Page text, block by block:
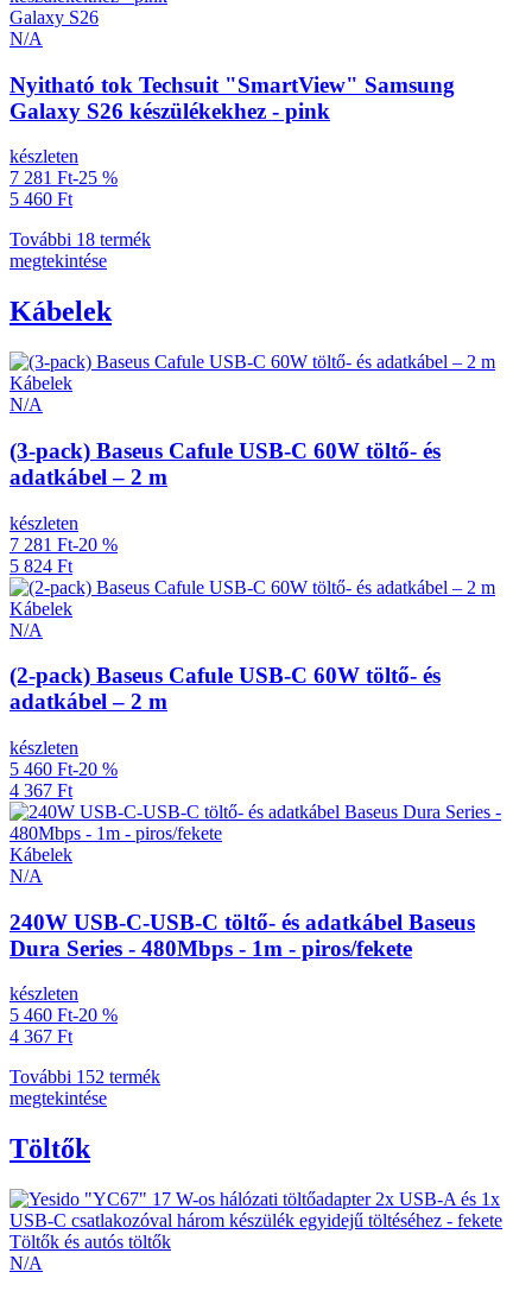
Galaxy S26
N/A
Nyitható tok Techsuit "SmartView" Samsung
Galaxy S26 készülékekhez - pink
készleten
7 281 Ft-25 %
5 460 Ft
További 18 termék
megtekintése
Kábelek
Kábelek
N/A
(3-pack) Baseus Cafule USB-C 60W töltő- és
adatkábel – 2 m
készleten
7 281 Ft-20 %
5 824 Ft
Kábelek
N/A
(2-pack) Baseus Cafule USB-C 60W töltő- és
adatkábel – 2 m
készleten
5 460 Ft-20 %
4 367 Ft
Kábelek
N/A
240W USB-C-USB-C töltő- és adatkábel Baseus
Dura Series - 480Mbps - 1m - piros/fekete
készleten
5 460 Ft-20 %
4 367 Ft
További 152 termék
megtekintése
Töltők
Töltők és autós töltők
N/A